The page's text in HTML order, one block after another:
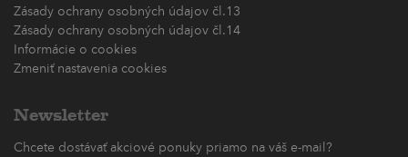
Zásady ochrany osobných údajov čl.13
Zásady ochrany osobných údajov čl.14
Informácie o cookies
Zmeniť nastavenia cookies
Newsletter
Chcete dostávať akciové ponuky priamo na váš e-mail?